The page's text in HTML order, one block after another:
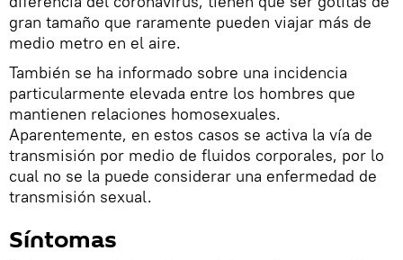
gran tamaño que raramente pueden viajar más de
medio metro en el aire.
También se ha informado sobre una incidencia
particularmente elevada entre los hombres que
mantienen relaciones homosexuales.
Aparentemente, en estos casos se activa la vía de
transmisión por medio de fluidos corporales, por lo
cual no se la puede considerar una enfermedad de
transmisión sexual.
Síntomas